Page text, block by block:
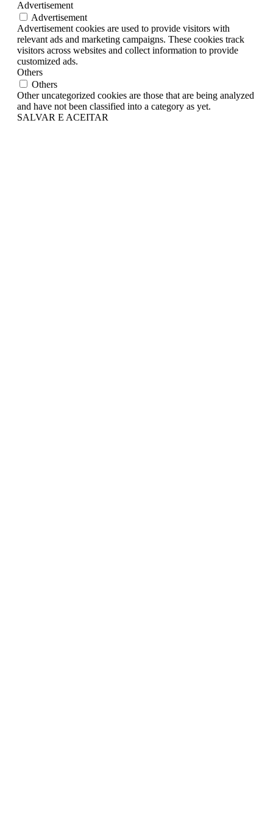
Advertisement
Advertisement
Advertisement cookies are used to provide visitors with
relevant ads and marketing campaigns. These cookies track
visitors across websites and collect information to provide
customized ads.
Others
Others
Other uncategorized cookies are those that are being analyzed
and have not been classified into a category as yet.
SALVAR E ACEITAR